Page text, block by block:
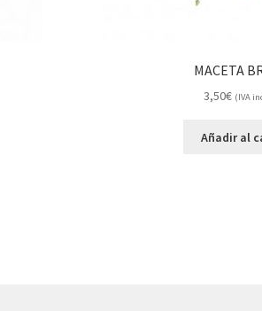
MACETA
3,50€ (IVA
Añadir al